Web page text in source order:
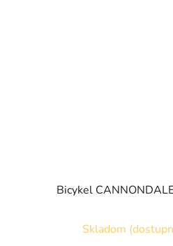
Bicykel
Skladom